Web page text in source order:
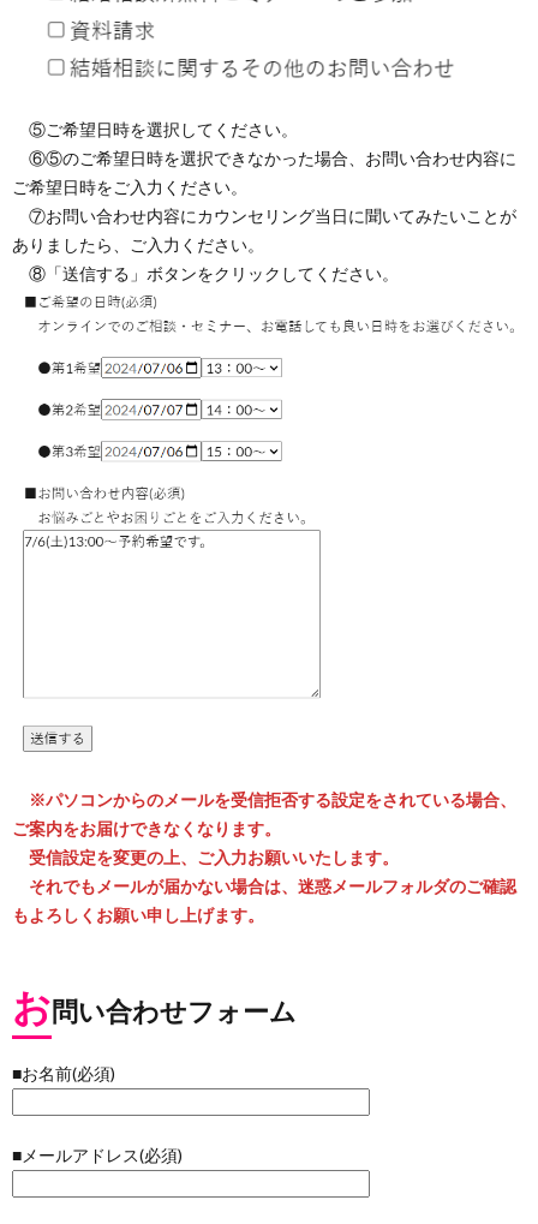
⑤ご希望日時を選択してください。
⑥⑤のご希望日時を選択できなかった場合、お問い合わせ内容に
ご希望日時をご入力ください。
⑦お問い合わせ内容にカウンセリング当日に聞いてみたいことが
ありましたら、ご入力ください。
⑧「送信する」ボタンをクリックしてください。
※パソコンからのメールを受信拒否する設定をされている場合、
ご案内をお届けできなくなります。
受信設定を変更の上、ご入力お願いいたします。
それでもメールが届かない場合は、迷惑メールフォルダのご確認
もよろしくお願い申し上げます。
お問い合わせフォーム
■お名前(必須)
■メールアドレス(必須)